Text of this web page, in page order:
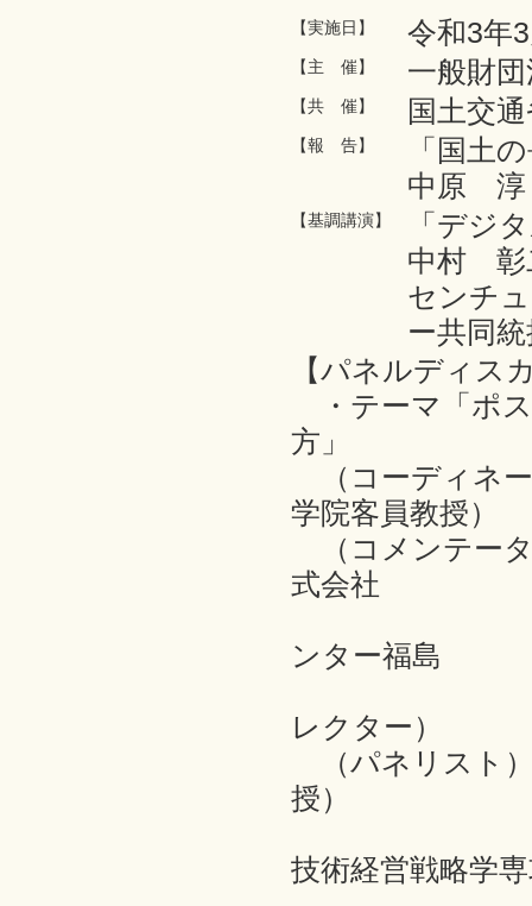
【実施日】 令和3年
【主 催】 一般財
【共 催】 国土交
【報 告】
「国土
中原 淳
【基調講演】
「デジ
中村 彰
センチ
ー共同
【パネルディス
・テーマ「ポ
方」
（コーディネ
学院客員教授）
（コメンテー
式会社
ンター福島
レクター）
（パネリスト
授）
技術経営戦略学